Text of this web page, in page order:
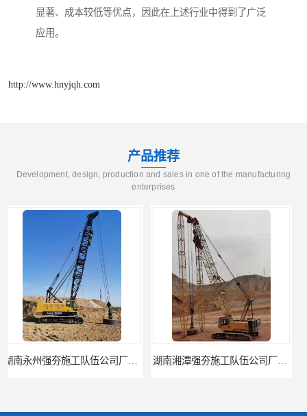
显著、成本较低等优点，因此在上述行业中得到了广泛
应用。
http://www.hnyjqh.com
产品推荐
Development, design, production and sales in one of the manufacturing
enterprises